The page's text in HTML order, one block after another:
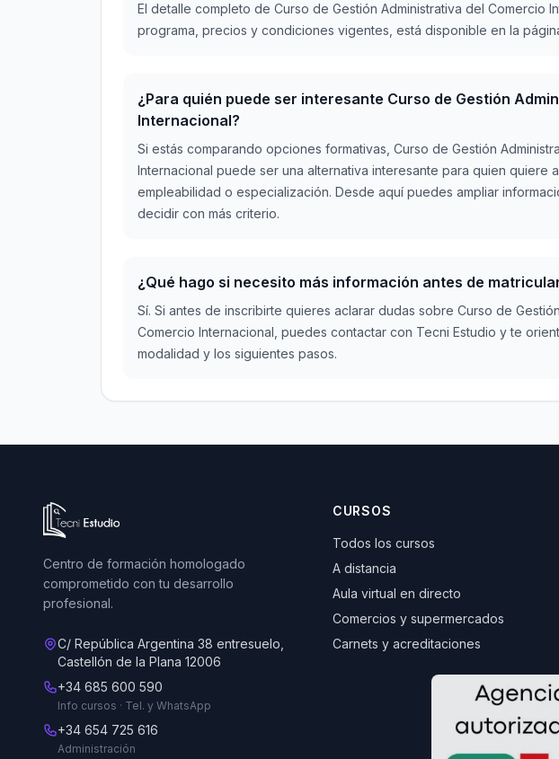
El detalle completo de Curso de Gestión Administrativa del Comercio
programa, precios y condiciones vigentes, está disponible en la
¿Para quién puede ser interesante Curso de Gestión
Internacional?
Si estás comparando opciones formativas, Curso de Gestión
Internacional puede ser una alternativa interesante para quien quiere
empleabilidad o especialización. Desde aquí puedes ampliar
decidir con más criterio.
¿Qué hago si necesito más información antes de
Sí. Si antes de inscribirte quieres aclarar dudas sobre Curso de
Comercio Internacional, puedes contactar con Tecni Estudio y te
modalidad y los siguientes pasos.
Ir a la página de inicio de Tecni Estudio
Centro de formación homologado
comprometido con tu desarrollo
profesional.
C/ República Argentina 38 entresuelo,
Castellón de la Plana 12006
+34 685 600 590
Info cursos · Tel. y WhatsApp
+34 654 725 616
Administración
CURSOS
Todos los cursos
A distancia
Aula virtual en directo
Comercios y supermercados
Carnets y acreditaciones